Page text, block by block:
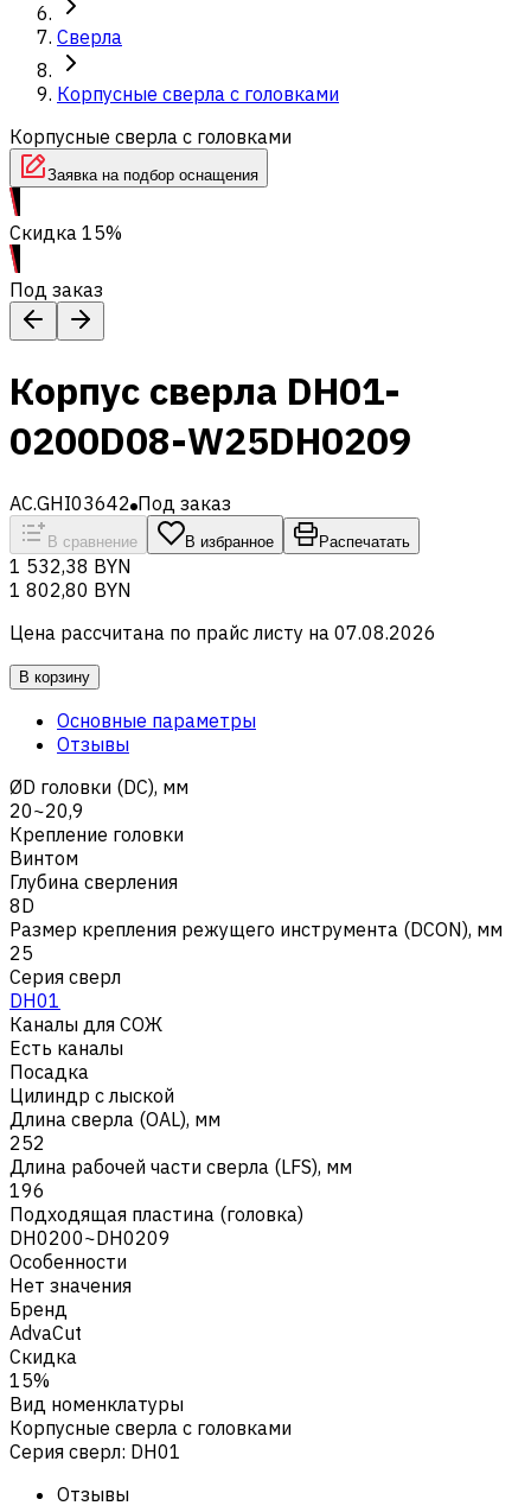
Сверла
Корпусные сверла с головками
Корпусные сверла с головками
Заявка на подбор оснащения
Скидка 15%
Под заказ
Корпус сверла DH01-
0200D08-W25DH0209
AC.GHI03642 Под заказ
В сравнение В избранное Распечатать
1 532,38 BYN
1 802,80 BYN
Цена рассчитана по прайс листу на 07.08.2026
В корзину
Основные параметры
Отзывы
ØD головки (DC), мм
20~20,9
Крепление головки
Винтом
Глубина сверления
8D
Размер крепления режущего инструмента (DCON), мм
25
Серия сверл
DH01
Каналы для СОЖ
Есть каналы
Посадка
Цилиндр с лыской
Длина сверла (OAL), мм
252
Длина рабочей части сверла (LFS), мм
196
Подходящая пластина (головка)
DH0200~DH0209
Особенности
Нет значения
Бренд
AdvaCut
Скидка
15%
Вид номенклатуры
Корпусные сверла с головками
Серия сверл: DH01
Отзывы